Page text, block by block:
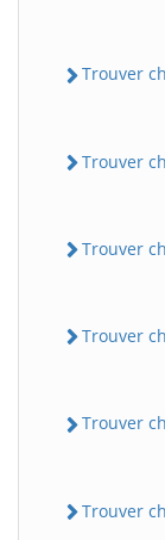
Trouver
Trouver
Trouver
Trouver
Trouver
Trouver